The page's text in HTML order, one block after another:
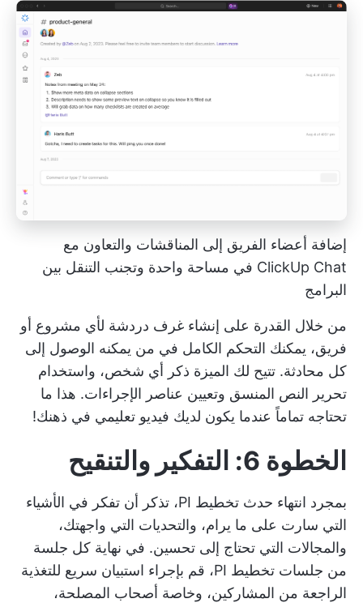
إضافة أعضاء الفريق إلى المناقشات والتعاون مع
ClickUp Chat في مساحة واحدة وتجنب التنقل بين
البرامج
من خلال القدرة على إنشاء غرف دردشة لأي مشروع أو
فريق، يمكنك التحكم الكامل في من يمكنه الوصول إلى
كل محادثة. تتيح لك الميزة ذكر أي شخص، واستخدام
تحرير النص المنسق وتعيين عناصر الإجراءات. هذا ما
تحتاجه تماماً عندما يكون لديك فيديو تعليمي في ذهنك!
الخطوة 6: التفكير والتنقيح
بمجرد انتهاء حدث تخطيط PI، تذكر أن تفكر في الأشياء
التي سارت على ما يرام، والتحديات التي واجهتك،
والمجالات التي تحتاج إلى تحسين. في نهاية كل جلسة
من جلسات تخطيط PI، قم بإجراء استبيان سريع للتغذية
الراجعة من المشاركين، وخاصة أصحاب المصلحة،